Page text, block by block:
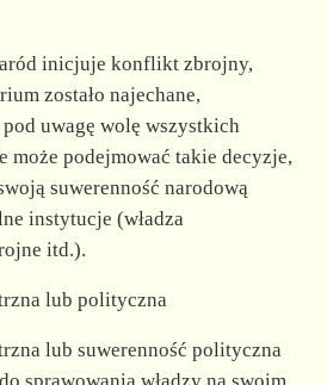
inicjuje konflikt zbrojny,
zostało najechane,
uwagę wolę wszystkich
może podejmować takie decyzje,
suwerenność narodową
instytucje (władza
itd.).
lub polityczna
lub suwerenność polityczna
sprawowania władzy na swoim